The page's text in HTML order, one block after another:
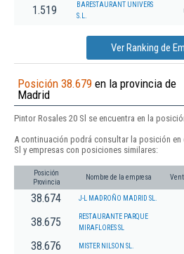
1.519
BARESTAURANT UNIVERS
S.L.
Ver Ranking de
Posición 38.679 en la provincia de
Madrid
Pintor Rosales 20 Sl se encuentra en la
A continuación podrá consultar la posición en
Sl y empresas con posiciones similares:
Posición
Provincia
Nombre de la empresa
38.674 J-L MADROÑO MADRID SL.
38.675
RESTAURANTE PARQUE
MIRAFLORES SL
38.676 MISTER NILSON SL.